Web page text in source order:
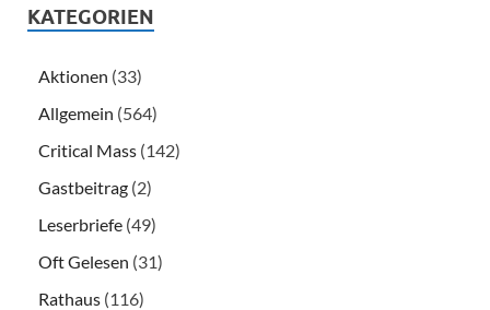
KATEGORIEN
Aktionen (33)
Allgemein (564)
Critical Mass (142)
Gastbeitrag (2)
Leserbriefe (49)
Oft Gelesen (31)
Rathaus (116)